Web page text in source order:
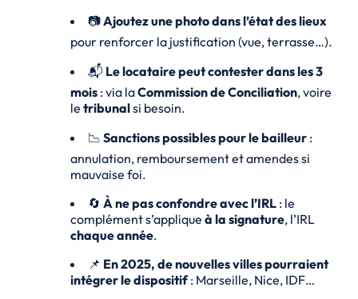
📷Ajoutez une photo dans l’état des lieux
pour renforcer la justification (vue, terrasse…).
📬 Le locataire peut contester dans les 3
mois : via laCommission de Conciliation, voire
le tribunalsi besoin.
📉 Sanctions possibles pour le bailleur :
annulation, remboursement et amendes si
mauvaise foi.
🔄 À ne pas confondre avec l’IRL : le
complément s’applique à la signature, l’IRL
chaque année.
📌 En 2025, de nouvelles villes pourraient
intégrer le dispositif: Marseille, Nice, IDF…